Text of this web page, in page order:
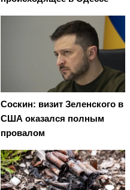
Соскин: визит Зеленского в
США оказался полным
провалом